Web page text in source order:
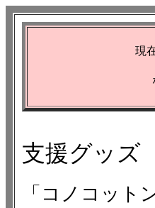
現
支援グッ
「コノコット